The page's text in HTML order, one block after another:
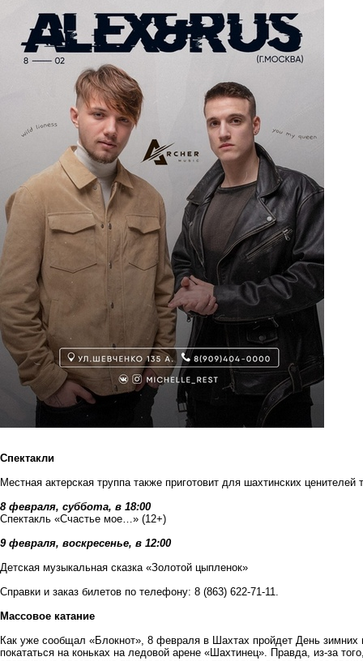
Спектакли
Местная актерская труппа также приготовит для шахтинских ценителей
8 февраля, суббота, в 18:00
Спектакль «Счастье мое…» (12+)
9 февраля, воскресенье, в 12:00
Детская музыкальная сказка «Золотой цыпленок»
Справки и заказ билетов по телефону: 8 (863) 622-71-11.
Массовое катание
Как уже сообщал «Блокнот», 8 февраля в Шахтах пройдет День зимних
покататься на коньках на ледовой арене «Шахтинец». Правда, из-за